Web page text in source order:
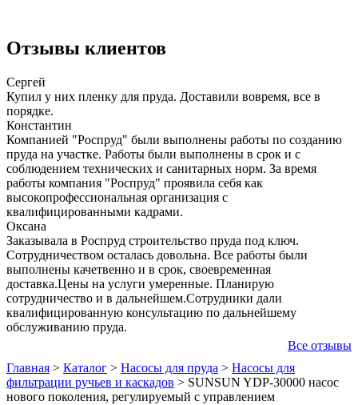
Отзывы клиентов
Сергей
Купил у них пленку для пруда. Доставили вовремя, все в
порядке.
Константин
Компанией "Роспруд" были выполнены работы по созданию
пруда на участке. Работы были выполнены в срок и с
соблюдением технических и санитарных норм. За время
работы компания "Роспруд" проявила себя как
высокопрофессиональная организация с
квалифицированными кадрами.
Оксана
Заказывала в Роспруд строительство пруда под ключ.
Сотрудничеством осталась довольна. Все работы были
выполнены качетвенно и в срок, своевременная
доставка.Цены на услуги умеренные. Планирую
сотрудничество и в дальнейшем.Сотрудники дали
квалифицированную консультацию по дальнейшему
обслуживанию пруда.
Все отзывы
Главная > Каталог > Насосы для пруда > Насосы для
фильтрации ручьев и каскадов > SUNSUN YDP-30000 насос
нового поколения, регулируемый с управлением